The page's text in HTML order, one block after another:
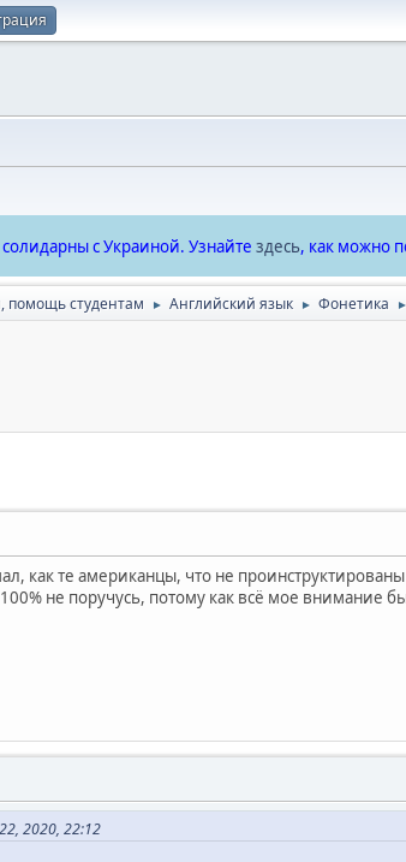
с Украиной. Узнайте здесь, как можно
помощь студентам ► Английский язык ► Фонетика ►
как те американцы, что не проинструктированы
не поручусь, потому как всё мое внимание
2020, 22:12